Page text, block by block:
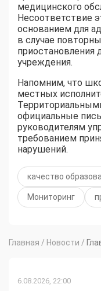
медицинского
Несоответствие
основанием для
в случае
приостановления
учреждения.
Напомним, что
местных
официальные
руководителям
требованием
нарушений.
качество
Мониторинг
Главная / Новости /
6.08.2026, 22:00